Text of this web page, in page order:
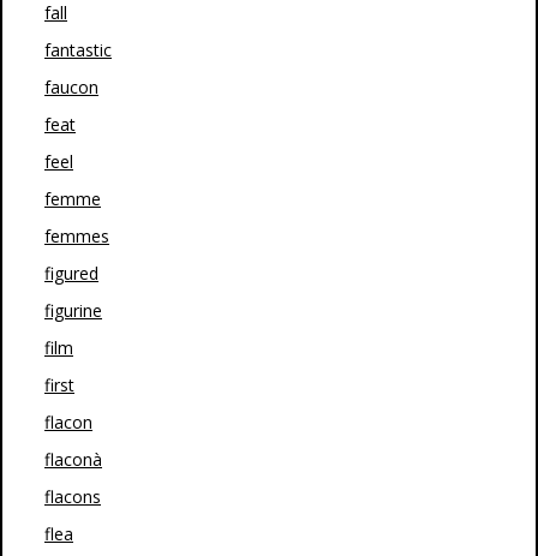
fall
fantastic
faucon
feat
feel
femme
femmes
figured
figurine
film
first
flacon
flaconà
flacons
flea